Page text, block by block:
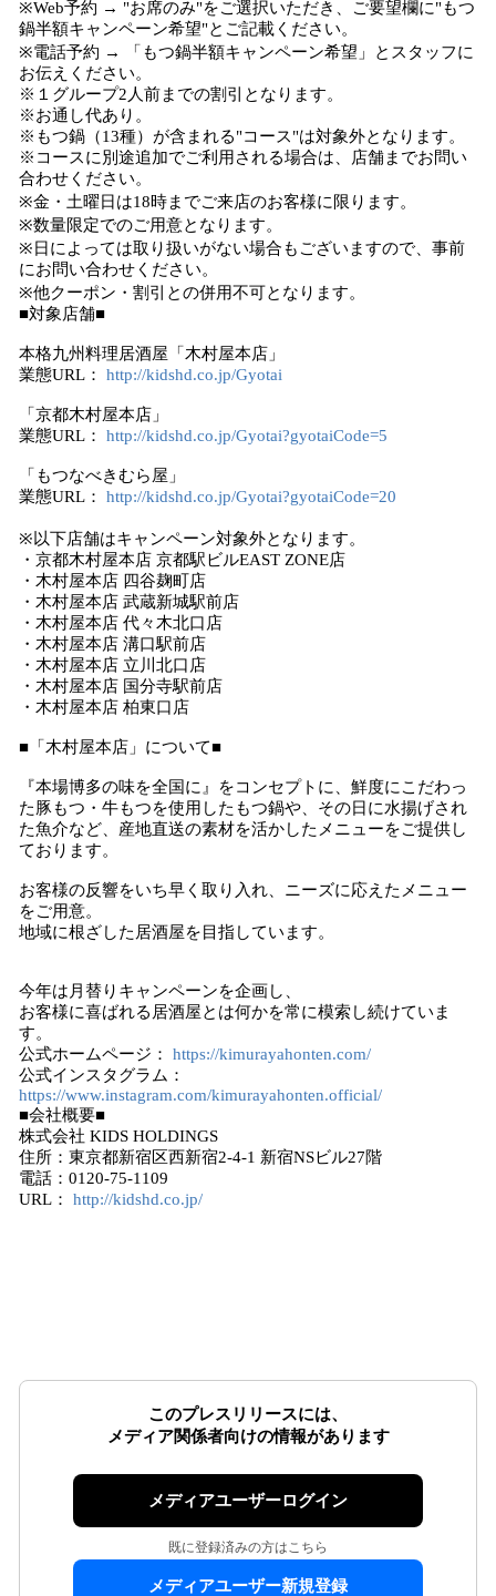
※Web予約 → "お席のみ"をご選択いただき、ご要望欄に"もつ
鍋半額キャンペーン希望"とご記載ください。
※電話予約 → 「もつ鍋半額キャンペーン希望」とスタッフに
お伝えください。
※１グループ2人前までの割引となります。
※お通し代あり。
※もつ鍋（13種）が含まれる"コース"は対象外となります。
※コースに別途追加でご利用される場合は、店舗までお問い
合わせください。
※金・土曜日は18時までご来店のお客様に限ります。
※数量限定でのご用意となります。
※日によっては取り扱いがない場合もございますので、事前
にお問い合わせください。
※他クーポン・割引との併用不可となります。
■対象店舗■
本格九州料理居酒屋「木村屋本店」
業態URL： http://kidshd.co.jp/Gyotai
「京都木村屋本店」
業態URL： http://kidshd.co.jp/Gyotai?gyotaiCode=5
「もつなべきむら屋」
業態URL： http://kidshd.co.jp/Gyotai?gyotaiCode=20
※以下店舗はキャンペーン対象外となります。
・京都木村屋本店 京都駅ビルEAST ZONE店
・木村屋本店 四谷麹町店
・木村屋本店 武蔵新城駅前店
・木村屋本店 代々木北口店
・木村屋本店 溝口駅前店
・木村屋本店 立川北口店
・木村屋本店 国分寺駅前店
・木村屋本店 柏東口店
■「木村屋本店」について■
『本場博多の味を全国に』をコンセプトに、鮮度にこだわっ
た豚もつ・牛もつを使用したもつ鍋や、その日に水揚げされ
た魚介など、産地直送の素材を活かしたメニューをご提供し
ております。
お客様の反響をいち早く取り入れ、ニーズに応えたメニュー
をご用意。
地域に根ざした居酒屋を目指しています。
今年は月替りキャンペーンを企画し、
お客様に喜ばれる居酒屋とは何かを常に模索し続けていま
す。
公式ホームページ： https://kimurayahonten.com/
公式インスタグラム：
https://www.instagram.com/kimurayahonten.official/
■会社概要■
株式会社 KIDS HOLDINGS
住所：東京都新宿区西新宿2-4-1 新宿NSビル27階
電話：0120-75-1109
URL： http://kidshd.co.jp/
このプレスリリースには、
メディア関係者向けの情報があります
メディアユーザーログイン
既に登録済みの方はこちら
メディアユーザー新規登録